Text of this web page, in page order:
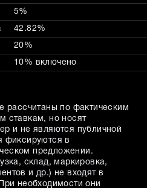
5%
42.82%
20%
10% включено
рассчитаны по фактическим
ставкам, но носят
и не являются публичной
фиксируются в
предложении.
склад, маркировка,
и др.) не входят в
необходимости они